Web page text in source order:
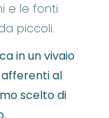
e le fonti
piccoli.
in un vivaio
afferenti al
scelto di